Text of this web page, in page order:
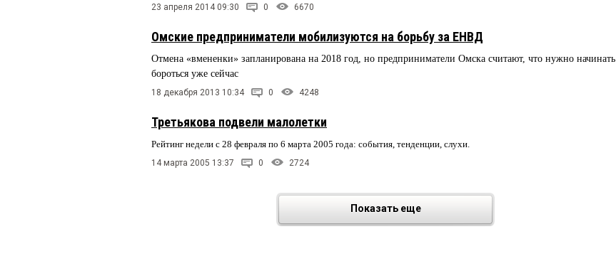
23 апреля 2014 09:30 0 6670
Омские предприниматели мобилизуются на борьбу за ЕНВД
Отмена «вмененки» запланирована на 2018 год, но предприниматели Омска считают, что нужно начинать
бороться уже сейчас
18 декабря 2013 10:34 0 4248
Третьякова подвели малолетки
Рейтинг недели с 28 февраля по 6 марта 2005 года: события, тенденции, слухи.
14 марта 2005 13:37 0 2724
Показать еще